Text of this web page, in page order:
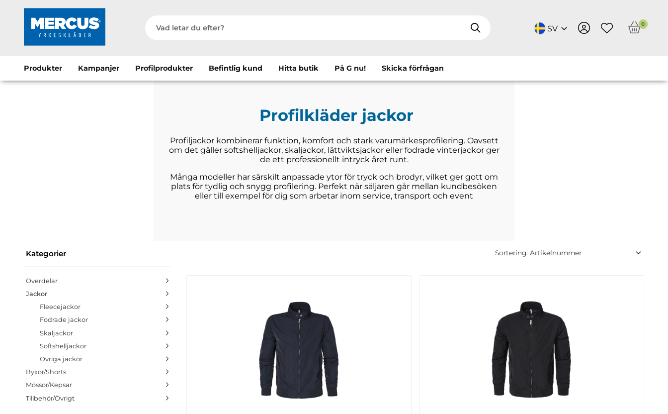
SV 0
Produkter Kampanjer Profilprodukter Befintlig kund Hitta butik På G nu! Skicka förfrågan
Profilkläder jackor
Profiljackor kombinerar funktion, komfort och stark varumärkesprofilering. Oavsett
om det gäller softshelljackor, skaljackor, lättviktsjackor eller fodrade vinterjackor ger
de ett professionellt intryck året runt.
Många modeller har särskilt anpassade ytor för tryck och brodyr, vilket ger gott om
plats för tydlig och snygg profilering. Perfekt när säljaren går mellan kundbesöken
eller till exempel för dig som arbetar inom service, transport och event
Kategorier
Överdelar
Jackor
Fleecejackor
Fodrade jackor
Skaljackor
Softshelljackor
Övriga jackor
Byxor/Shorts
Mössor/Kepsar
Tillbehör/Övrigt